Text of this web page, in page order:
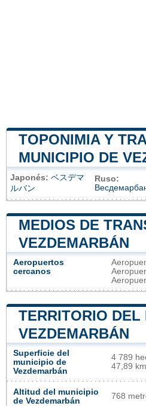
TOPONIMIA Y
MUNICIPIO DE
Japonés: ベスデマ
ルバン
Ruso:
MEDIOS DE
VEZDEMARBÁN
Aeropuertos
cercanos
TERRITORIO DEL
VEZDEMARBÁN
Superficie del
municipio de
Vezdemarbán
4 789
47,89
Altitud del municipio
de Vezdemarbán
768